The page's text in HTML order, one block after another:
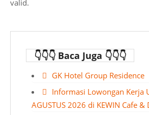
valid.
👇👇👇 Baca Juga 👇👇👇
GK Hotel Group Residence
Informasi Lowongan Kerja
AGUSTUS 2026 di KEWIN Cafe